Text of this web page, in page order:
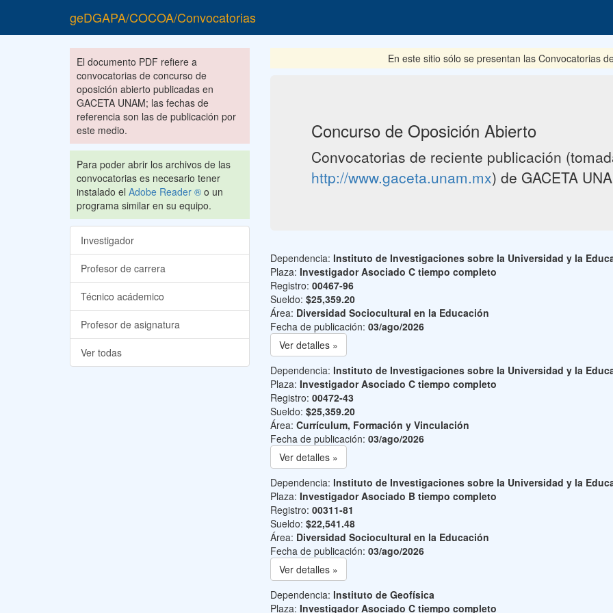
geDGAPA/COCOA/Convocatorias
El documento PDF refiere a
convocatorias de concurso de
oposición abierto publicadas en
GACETA UNAM; las fechas de
referencia son las de publicación por
este medio.
Para poder abrir los archivos de las
convocatorias es necesario tener
instalado el Adobe Reader ® o un
programa similar en su equipo.
Investigador
Profesor de carrera
Técnico acádemico
Profesor de asignatura
Ver todas
En este sitio sólo se presentan las Convocatorias del
Concurso de Oposición Abierto
Convocatorias de reciente publicación
http://www.gaceta.unam.mx) de GACETA
Dependencia: Instituto de Investigaciones sobre la Universidad y la
Plaza: Investigador Asociado C tiempo completo
Registro: 00467-96
Sueldo: $25,359.20
Área: Diversidad Sociocultural en la Educación
Fecha de publicación: 03/ago/2026
Ver detalles »
Dependencia: Instituto de Investigaciones sobre la Universidad y la
Plaza: Investigador Asociado C tiempo completo
Registro: 00472-43
Sueldo: $25,359.20
Área: Currículum, Formación y Vinculación
Fecha de publicación: 03/ago/2026
Ver detalles »
Dependencia: Instituto de Investigaciones sobre la Universidad y la
Plaza: Investigador Asociado B tiempo completo
Registro: 00311-81
Sueldo: $22,541.48
Área: Diversidad Sociocultural en la Educación
Fecha de publicación: 03/ago/2026
Ver detalles »
Dependencia: Instituto de Geofísica
Plaza: Investigador Asociado C tiempo completo